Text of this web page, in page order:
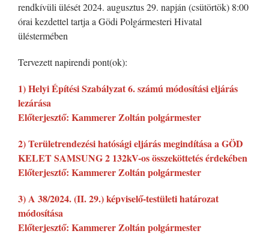
rendkívüli ülését 2024. augusztus 29. napján (csütörtök) 8:00
órai kezdettel tartja a Gödi Polgármesteri Hivatal
üléstermében
Tervezett napirendi pont(ok):
1) Helyi Építési Szabályzat 6. számú módosítási eljárás
lezárása
Előterjesztő: Kammerer Zoltán polgármester
2) Területrendezési hatósági eljárás megindítása a GÖD
KELET SAMSUNG 2 132kV-os összeköttetés érdekében
Előterjesztő: Kammerer Zoltán polgármester
3) A 38/2024. (II. 29.) képviselő-testületi határozat
módosítása
Előterjesztő: Kammerer Zoltán polgármester